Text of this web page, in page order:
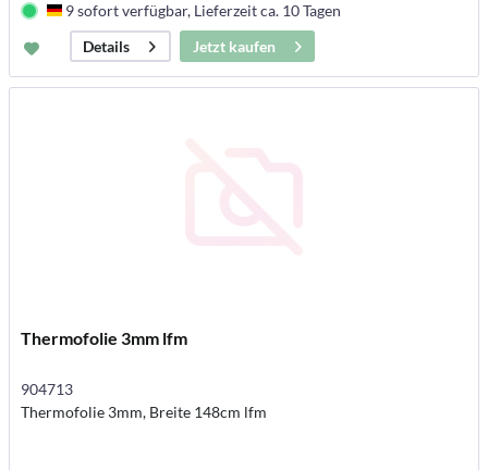
Deutschland
9 sofort verfügbar, Lieferzeit ca. 10 Tagen
Details
Jetzt kaufen
Thermofolie 3mm lfm
904713
Thermofolie 3mm, Breite 148cm lfm